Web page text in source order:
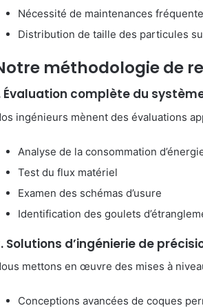
Nécessité de maintenances
Distribution de taille des particules
méthodologie de
Évaluation complète du
ingénieurs mènent des évaluations
Analyse de la consommation
Test du flux matériel
Examen des schémas d’usure
Identification des goulets
Solutions d’ingénierie de
mettons en œuvre des mises à
Conceptions avancées de coques